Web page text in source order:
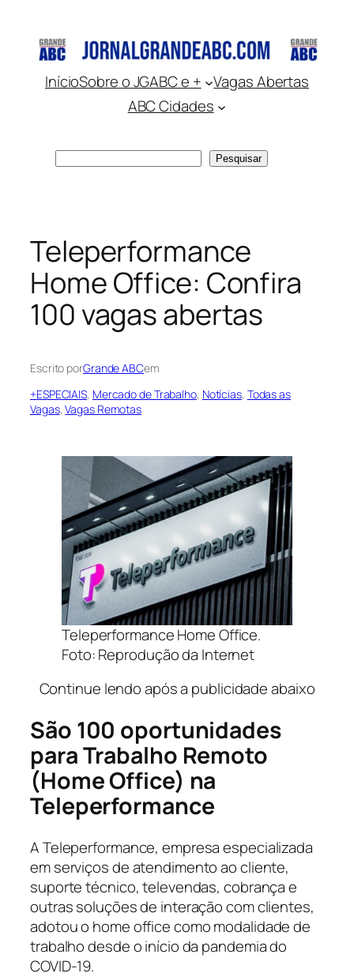
conteúdo
InícioSobre o JGABC e +
Vagas Abertas
ABC Cidades
Pesquisar
Teleperformance
Home Office: Confira
100 vagas abertas
Escrito porGrande ABCem
+ESPECIAIS, Mercado de Trabalho, Notícias, Todas as
Vagas, Vagas Remotas
Teleperformance Home Office.
Foto: Reprodução da Internet
Continue lendo após a publicidade abaixo
São 100 oportunidades
para Trabalho Remoto
(Home Office) na
Teleperformance
A Teleperformance, empresa especializada
em serviços de atendimento ao cliente,
suporte técnico, televendas, cobrança e
outras soluções de interação com clientes,
adotou o home office como modalidade de
trabalho desde o início da pandemia do
COVID-19.